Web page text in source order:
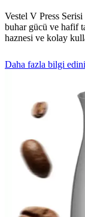
Vestel V Press
buhar gücü ve hafif
haznesi ve kolay
Daha fazla bilgi